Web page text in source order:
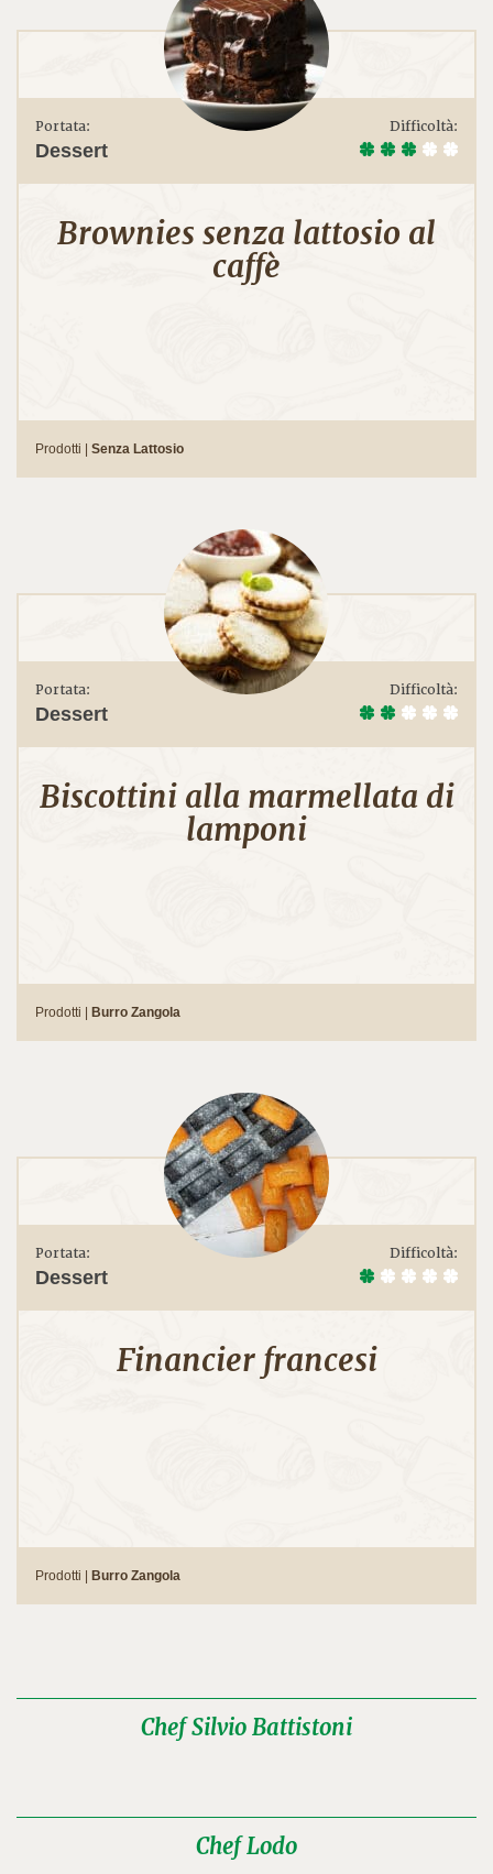
Portata:
Dessert
Difficoltà:
Brownies senza lattosio al
caffè
Prodotti | Senza Lattosio
Portata:
Dessert
Difficoltà:
Biscottini alla marmellata di
lamponi
Prodotti | Burro Zangola
Portata:
Dessert
Difficoltà:
Financier francesi
Prodotti | Burro Zangola
Chef Silvio Battistoni
Chef Lodo